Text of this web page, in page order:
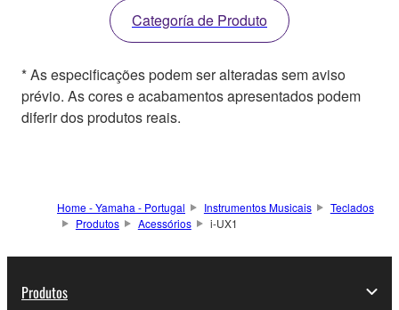
Categoría de Produto
* As especificações podem ser alteradas sem aviso
prévio. As cores e acabamentos apresentados podem
diferir dos produtos reais.
Home - Yamaha - Portugal Instrumentos Musicais
Teclados
Produtos
Acessórios i-UX1
Produtos